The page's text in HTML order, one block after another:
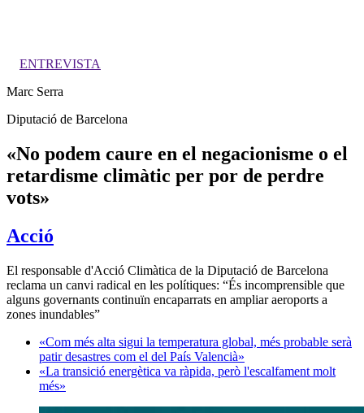
ENTREVISTA
Marc Serra
Diputació de Barcelona
«No podem caure en el negacionisme o el
retardisme climàtic per por de perdre
vots»
Acció
El responsable d'Acció Climàtica de la Diputació de Barcelona
reclama un canvi radical en les polítiques: “És incomprensible que
alguns governants continuïn encaparrats en ampliar aeroports a
zones inundables”
«Com més alta sigui la temperatura global, més probable serà
patir desastres com el del País Valencià»
«La transició energètica va ràpida, però l'escalfament molt
més»